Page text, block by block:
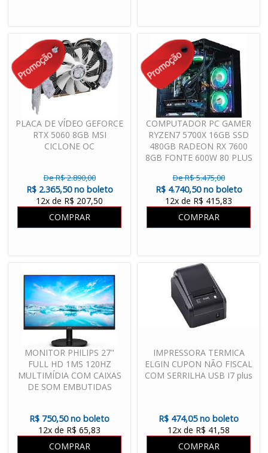
PLACA DE VÍDEO GEFORCE
RTX 5060 8GB MSI
CICLONE OC
De R$ 2.890,00
R$ 2.365,50 no boleto
12x de R$ 207,50
COMPRAR
COMPUTADOR PC GAMER
RYZEN7 5700X 16GB SSD
480GB RADEON RX 7600
8GB FONTE 600W 80 PLUS
De R$ 5.475,00
R$ 4.740,50 no boleto
12x de R$ 415,83
COMPRAR
MONITOR PHILIPS 27"
FULL HD 1MS 120HZ
MULTIMÍDIA COM CAIXAS
DE SOM EMBUTIDAS
R$ 750,50 no boleto
12x de R$ 65,83
COMPRAR
IMPRESSORA TERMICA
ELGIN CUPON NÃO FISCAL
COM SERRILHA USB I7 plus
R$ 474,05 no boleto
12x de R$ 41,58
COMPRAR